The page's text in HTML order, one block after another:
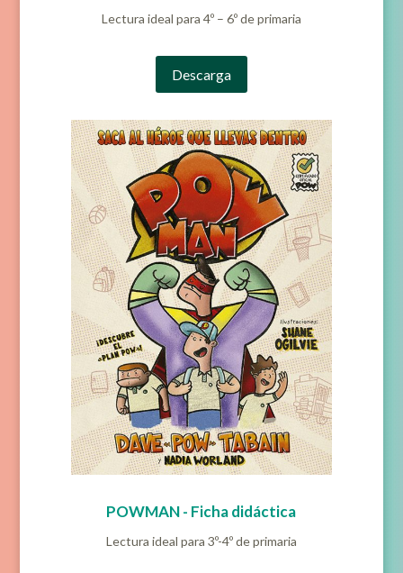
Lectura ideal para 4º – 6º de primaria
Descarga
POWMAN - Ficha didáctica
Lectura ideal para 3º-4º de primaria